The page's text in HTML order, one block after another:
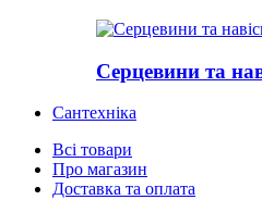
Серцевини та
Сантехніка
Всі товари
Про магазин
Доставка та оплата